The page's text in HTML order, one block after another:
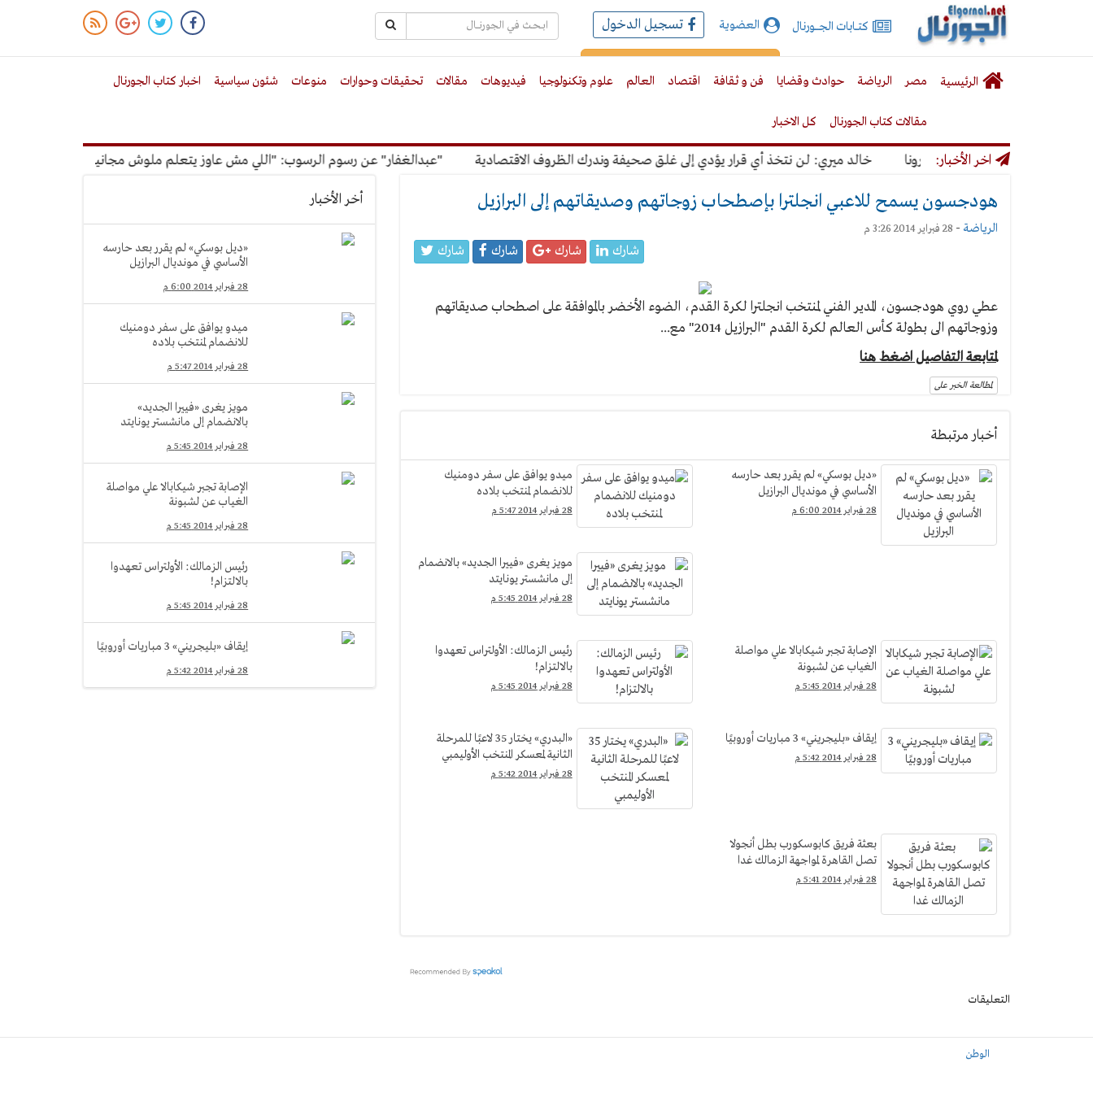
الجورنال
نت
كتـــابات الجـــــورنال العضوية تسجيل الدخول
الرئيسية مصر الرياضة حوادث وقضايا فن و ثقافة اقتصاد العالم علوم وتكنولوجيا فيديوهات مقالات تحقيقات وحوارات منوعات شئون سياسية اخبار كتاب الجورنال
مقالات كتاب الجورنال كل الاخبار
اخر الأخبار: خالد ميري: لن نتخذ أي قرار يؤدي إلى غلق صحيفة وندرك الظروف الاقتصادية "عبدالغفار" عن رسوم الرسوب: "اللي مش عاوز يتعلم ملوش مجانية"
هودجسون يسمح للاعبي انجلترا بإصطحاب زوجاتهم وصديقاتهم إلى البرازيل
الرياضة - 28 فبراير 2014 3:26 م
شارك شارك شارك شارك
عطي روي هودجسون، المدير الفني لمنتخب انجلترا لكرة القدم، الضوء الأخضر بالموافقة على اصطحاب صديقاتهم
وزوجاتهم الى بطولة كأس العالم لكرة القدم "البرازيل 2014" مع...
لمتابعة التفاصيل اضغط هنا
لمطالعة الخبر على
أخبار مرتبطة
«ديل بوسكي» لم يقرر بعد حارسه
الأساسي في مونديال البرازيل
28 فبراير 2014 6:00 م
ميدو يوافق على سفر دومنيك
للانضمام لمنتخب بلاده
28 فبراير 2014 5:47 م
مويز يغرى «فييرا الجديد» بالانضمام
إلى مانشستر يونايتد
28 فبراير 2014 5:45 م
الإصابة تجبر شيكابالا علي مواصلة
الغياب عن لشبونة
28 فبراير 2014 5:45 م
رئيس الزمالك: الأولتراس تعهدوا
بالالتزام!
28 فبراير 2014 5:45 م
إيقاف «بليجريني» 3 مباريات أوروبيًا
28 فبراير 2014 5:42 م
«البدري» يختار 35 لاعبًا للمرحلة
الثانية لمعسكر المنتخب الأوليمبي
28 فبراير 2014 5:42 م
بعثة فريق كابوسكورب بطل أنجولا
تصل القاهرة لمواجهة الزمالك غدا
28 فبراير 2014 5:41 م
أخر الأخبار
«ديل بوسكي» لم يقرر بعد حارسه
الأساسي في مونديال البرازيل
28 فبراير 2014 6:00 م
ميدو يوافق على سفر دومنيك
للانضمام لمنتخب بلاده
28 فبراير 2014 5:47 م
مويز يغرى «فييرا الجديد»
بالانضمام إلى مانشستر يونايتد
28 فبراير 2014 5:45 م
الإصابة تجبر شيكابالا علي مواصلة
الغياب عن لشبونة
28 فبراير 2014 5:45 م
رئيس الزمالك: الأولتراس تعهدوا
بالالتزام!
28 فبراير 2014 5:45 م
إيقاف «بليجريني» 3 مباريات أوروبيًا
28 فبراير 2014 5:42 م
التعليقات
الوطن